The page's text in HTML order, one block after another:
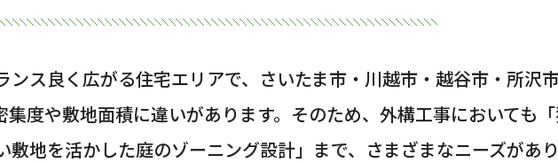
ンス良く広がる住宅エリアで、さいたま市・川越市・越谷市・所沢
集度や敷地面積に違いがあります。そのため、外構工事においても
敷地を活かした庭のゾーニング設計」まで、さまざまなニーズがあ